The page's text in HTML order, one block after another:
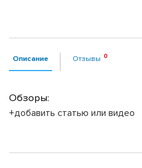
Описание Отзывы
Обзоры:
+добавить статью или видео